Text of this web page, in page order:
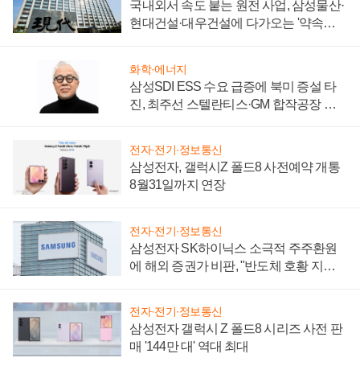
국내외서 속도 붙는 원전 사업, 삼성물산·
현대건설·대우건설에 다가오는 '약속의
화학·에너지
삼성SDI ESS 수요 급증에 북미 증설 타
진, 최주선 스텔란티스·GM 합작공장 건
전자·전기·정보통신
삼성전자, 갤럭시Z 폴드8 사전예약 개통
8월31일까지 연장
전자·전기·정보통신
삼성전자 SK하이닉스 소극적 주주환원
에 해외 증권가 비판, "반도체 호황 지속
전자·전기·정보통신
삼성전자 갤럭시 Z 폴드8 시리즈 사전 판
매 '144만 대' 역대 최대